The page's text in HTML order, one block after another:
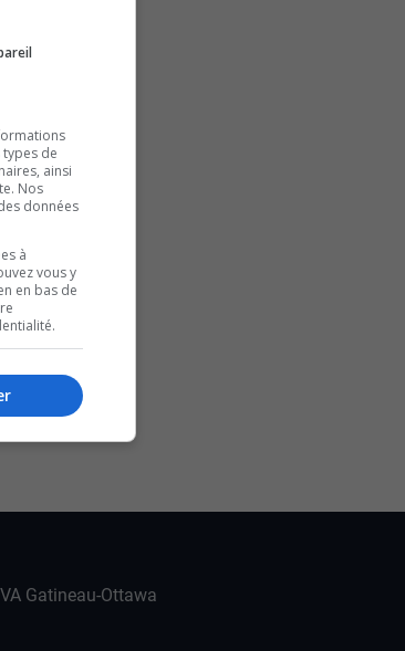
Gatineau-Ottawa
de
ainsi
Nos
données
à
vous y
en bas de